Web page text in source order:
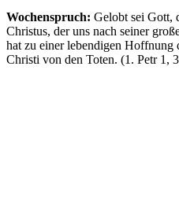
Wochenspruch: Gelobt sei Gott,
Christus, der uns nach seiner
hat zu einer lebendigen Hoffnung
Christi von den Toten. (1. Petr 1,